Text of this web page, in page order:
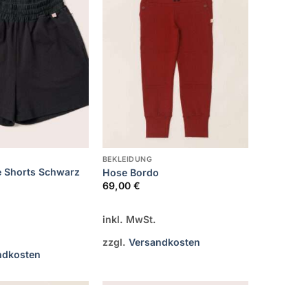
Zur
Wunschliste
hinzufügen
Shorts Schwarz
Zur
Wunschliste
hinzufügen
BEKLEIDUNG
Hose Bordo
69,00 €
inkl. MwSt.
zzgl. Versandkosten